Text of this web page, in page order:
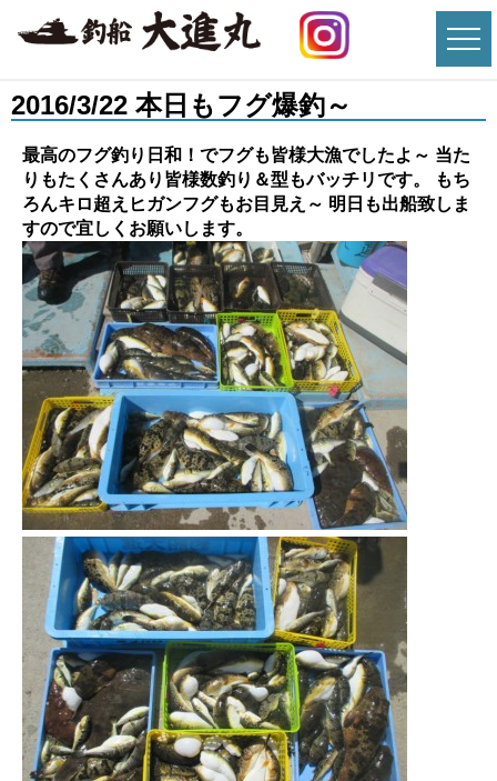
2016/3/22 本日もフグ爆釣～
最高のフグ釣り日和！でフグも皆様大漁でしたよ～ 当た
りもたくさんあり皆様数釣り＆型もバッチリです。 もち
ろんキロ超えヒガンフグもお目見え～ 明日も出船致しま
すので宜しくお願いします。